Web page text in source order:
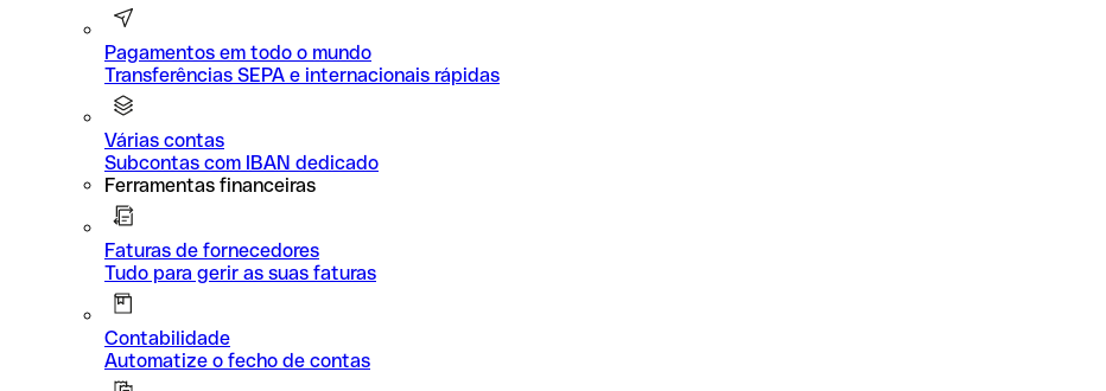
Pagamentos em todo o mundo
Transferências SEPA e internacionais rápidas
Várias contas
Subcontas com IBAN dedicado
Ferramentas financeiras
Faturas de fornecedores
Tudo para gerir as suas faturas
Contabilidade
Automatize o fecho de contas